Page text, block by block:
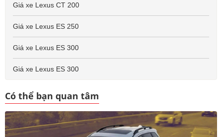
Giá xe Lexus CT 200
Giá xe Lexus ES 250
Giá xe Lexus ES 300
Giá xe Lexus ES 300
Có thể bạn quan tâm